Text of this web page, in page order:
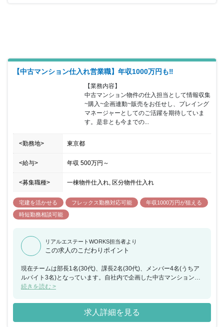
【中古マンション仕入れ営業職】年収1000万円も‼️
【業務内容】
中古マンション物件の仕入担当として情報収集
~購入~企画連動~販売をお任せし、プレイング
マネージャーとしてのご活躍を期待していま
す。是非とも今までの...
<勤務地> 東京都
<給与> 年収 500万円 ～
<募集職種> 一棟物件仕入れ, 区分物件仕入れ
宅建を活かせる フレックス勤務対応可能
年収1000万円が狙える
時短勤務相談可能
リアルエステートWORKS担当者より
この求人のこだわりポイント
現在チームは部長1名(30代)、課長2名(30代)、メンバー4名(うちア
ルバイト3名)となっています。自社内で企画した中古マンションを
リノベーションし、若い夫婦向けに販売。自社の強みを最大限活か
客にフィットする物件づくり」をテーマに、「シンプル。収納。ス
マート動線。」にこだわり、徹底的に主婦目線で家事がしやすい、
収納が多い、開放感ある空間の演出を実現。ご家族の理想の暮らし
続きを読む >
求人詳細を見る